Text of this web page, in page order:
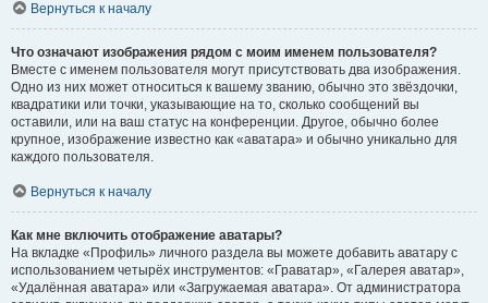
Вернуться к началу
Что означают изображения рядом с моим именем пользователя?
Вместе с именем пользователя могут присутствовать два изображения.
Одно из них может относиться к вашему званию, обычно это звёздочки,
квадратики или точки, указывающие на то, сколько сообщений вы
оставили, или на ваш статус на конференции. Другое, обычно более
крупное, изображение известно как «аватара» и обычно уникально для
каждого пользователя.
Вернуться к началу
Как мне включить отображение аватары?
На вкладке «Профиль» личного раздела вы можете добавить аватару с
использованием четырёх инструментов: «Граватар», «Галерея аватар»,
«Удалённая аватара» или «Загружаемая аватара». От администратора